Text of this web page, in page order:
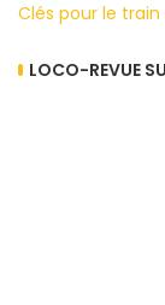
Clés pour le
LOCO-REVUE